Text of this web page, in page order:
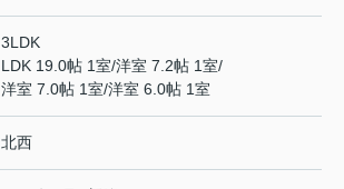
3LDK
LDK 19.0帖 1室/洋室 7.2帖 1室/
洋室 7.0帖 1室/洋室 6.0帖 1室
北西